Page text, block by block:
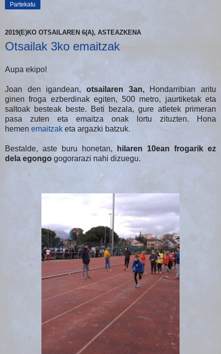
Partekatu
2019(E)KO OTSAILAREN 6(A), ASTEAZKENA
Otsailak 3ko emaitzak
Aupa ekipo!
Joan den igandean, otsailaren 3an,Hondarribian aritu
ginen froga ezberdinak egiten, 500 metro, jaurtiketak eta
saltoak besteak beste. Beti bezala, gure atletek primeran
pasa zuten eta emaitza onak lortu zituzten. Hona
hemen emaitzak eta argazki batzuk.
Bestalde, aste buru honetan,
hilaren 10ean frogarik ez
dela egongo gogorarazi nahi dizuegu.